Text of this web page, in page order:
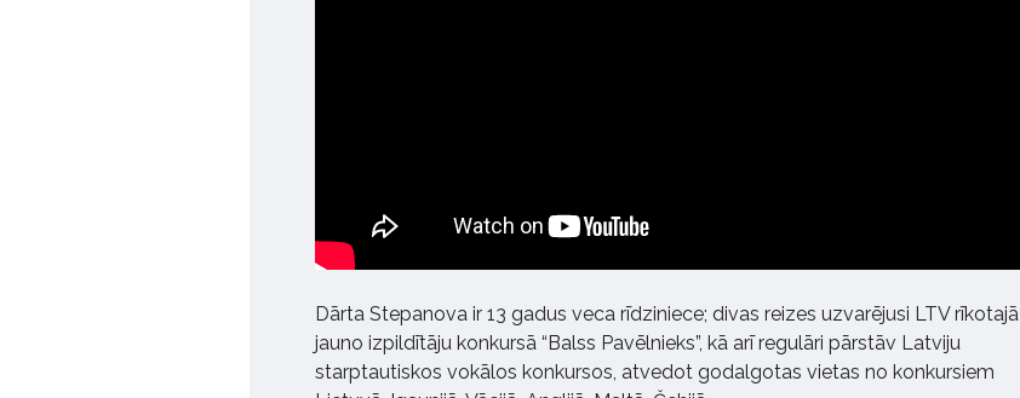
Dārta Stepanova ir 13 gadus veca rīdziniece; divas reizes uzvarējusi LTV rīkotajā
jauno izpildītāju konkursā “Balss Pavēlnieks”, kā arī regulāri pārstāv Latviju
starptautiskos vokālos konkursos, atvedot godalgotas vietas no konkursiem